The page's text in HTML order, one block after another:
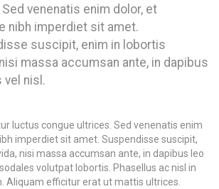
venenatis enim dolor, et
nibh imperdiet sit amet.
suscipit, enim in lobortis
massa accumsan ante, in dapibus
vel nisl.
luctus congue ultrices. Sed venenatis enim
imperdiet sit amet. Suspendisse suscipit,
nisi massa accumsan ante, in dapibus leo
volutpat lobortis. Phasellus ac nisl in
Aliquam efficitur erat ut mattis ultrices.